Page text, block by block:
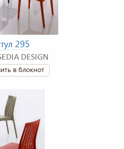
295
DESIGN
в блокнот